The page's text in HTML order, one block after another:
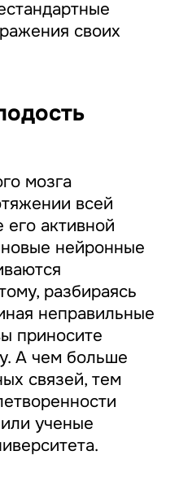
своих
мозга
всей
его активной
нейронные
разбираясь
неправильные
приносите
А чем больше
связей, тем
ученые